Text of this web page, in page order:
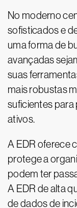
No moderno
sofisticados e
uma forma de
avançadas
suas
mais robustas
suficientes
ativos.
A EDR oferece
protege a
podem ter
A EDR de alta
de dados de